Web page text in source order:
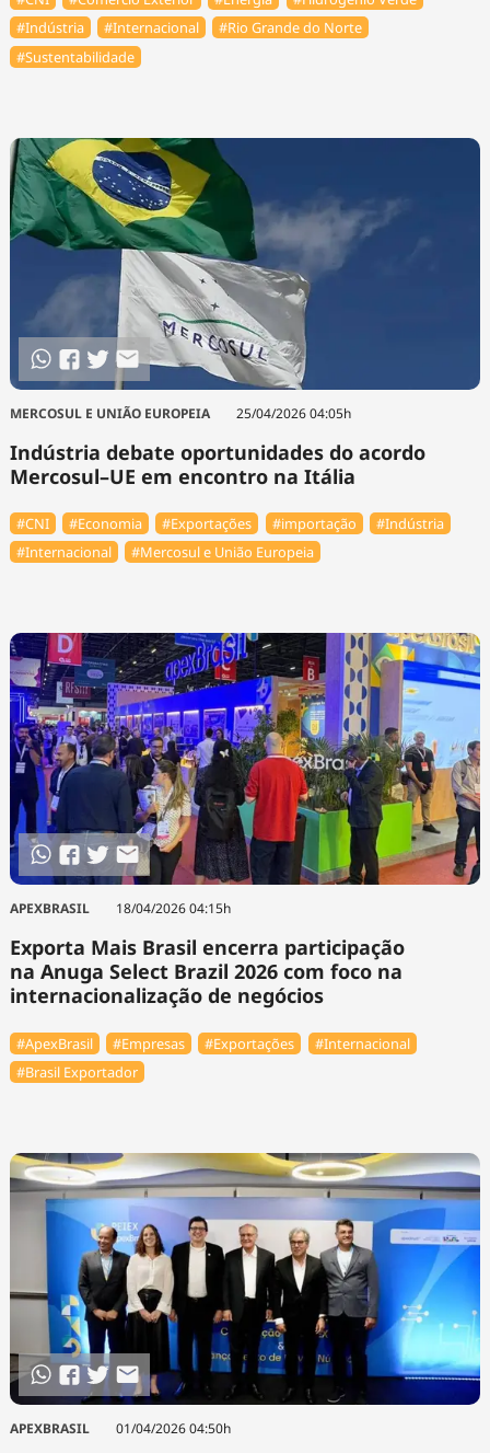
#Indústria
#Internacional
#Rio Grande do Norte
#Sustentabilidade
MERCOSUL E UNIÃO EUROPEIA 25/04/2026 04:05h
Indústria debate oportunidades do acordo
Mercosul–UE em encontro na Itália
#CNI #Economia #Exportações #importação
#Indústria
#Internacional
#Mercosul e União Europeia
APEXBRASIL 18/04/2026 04:15h
Exporta Mais Brasil encerra participação
na Anuga Select Brazil 2026 com foco na
internacionalização de negócios
#ApexBrasil #Empresas #Exportações
#Internacional
#Brasil Exportador
APEXBRASIL 01/04/2026 04:50h